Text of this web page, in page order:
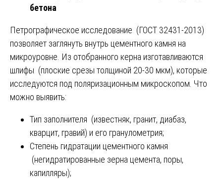
бетона
Петрографическое исследование (ГОСТ 32431-2013)
позволяет заглянуть внутрь цементного камня на
микроуровне. Из отобранного керна изготавливаются
шлифы (плоские срезы толщиной 20-30 мкм), которые
исследуются под поляризационным микроскопом. Что
можно выявить:
Тип заполнителя (известняк, гранит, диабаз,
кварцит, гравий) и его гранулометрия;
Степень гидратации цементного камня
(негидратированные зерна цемента, поры,
капилляры);